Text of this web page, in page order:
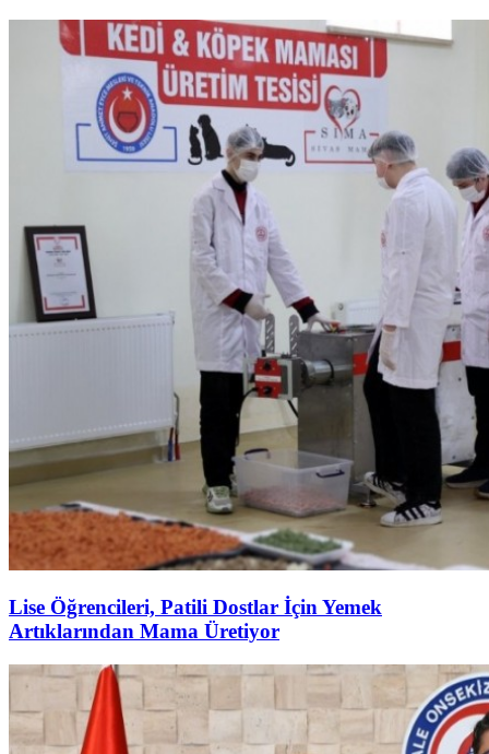
Lise Öğrencileri, Patili Dostlar İçin Yemek
Artıklarından Mama Üretiyor